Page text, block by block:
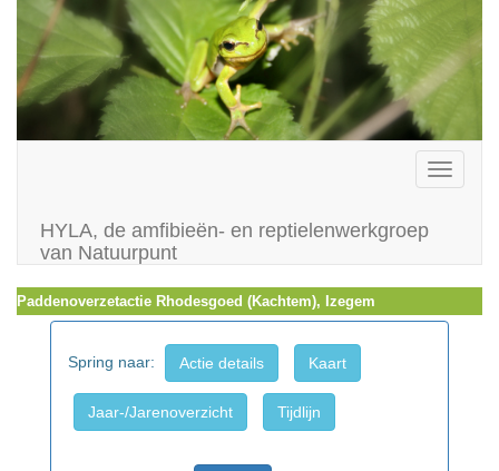
Toggle
HYLA, de amfibieën- en reptielenwerkgroep
van Natuurpunt
Paddenoverzetactie Rhodesgoed (Kachtem), Izegem
Spring naar: Actie details Kaart
Jaar-/Jarenoverzicht Tijdlijn